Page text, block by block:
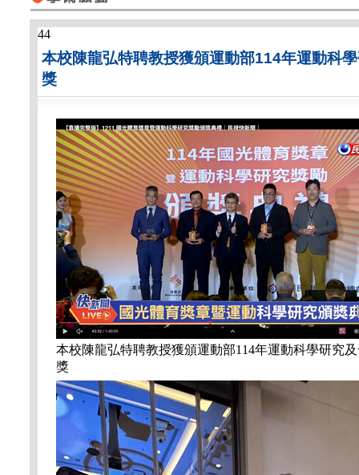
44
本校陳龍弘特聘教授獲頒運動部114年運動科
獎
本校陳龍弘特聘教授獲頒運動部114年運動科學研究
獎